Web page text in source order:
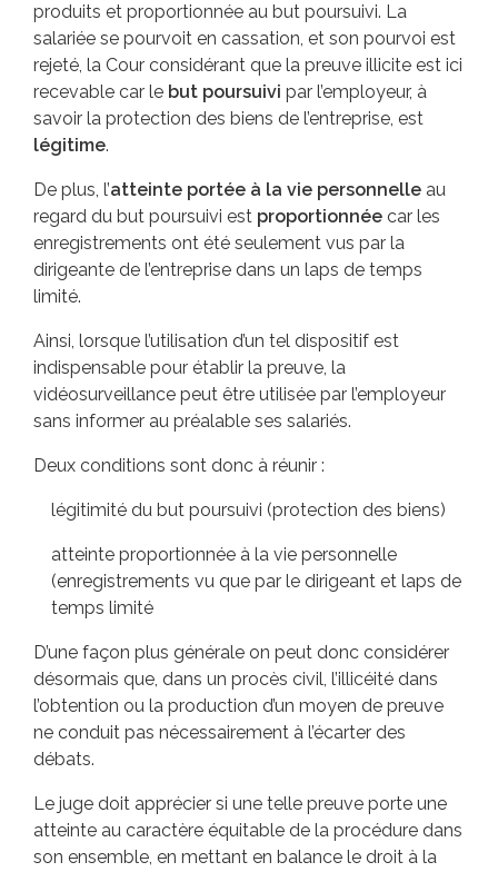
produits et proportionnée au but poursuivi. La
salariée se pourvoit en cassation, et son pourvoi est
rejeté, la Cour considérant que la preuve illicite est ici
recevable car le but poursuivi par l’employeur, à
savoir la protection des biens de l’entreprise, est
légitime.
De plus, l’atteinte portée à la vie personnelle au
regard du but poursuivi est proportionnée car les
enregistrements ont été seulement vus par la
dirigeante de l’entreprise dans un laps de temps
limité.
Ainsi, lorsque l’utilisation d’un tel dispositif est
indispensable pour établir la preuve, la
vidéosurveillance peut être utilisée par l’employeur
sans informer au préalable ses salariés.
Deux conditions sont donc à réunir :
légitimité du but poursuivi (protection des biens)
atteinte proportionnée à la vie personnelle
(enregistrements vu que par le dirigeant et laps de
temps limité
D’une façon plus générale on peut donc considérer
désormais que, dans un procès civil, l’illicéité dans
l’obtention ou la production d’un moyen de preuve
ne conduit pas nécessairement à l’écarter des
débats.
Le juge doit apprécier si une telle preuve porte une
atteinte au caractère équitable de la procédure dans
son ensemble, en mettant en balance le droit à la